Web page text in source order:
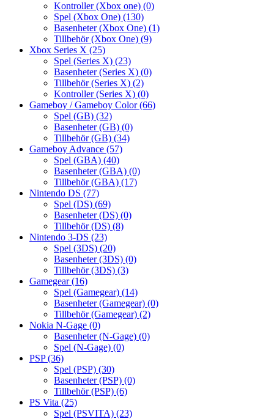
Kontroller (Xbox one) (0)
Spel (Xbox One) (130)
Basenheter (Xbox One) (1)
Tillbehör (Xbox One) (9)
Xbox Series X (25)
Spel (Series X) (23)
Basenheter (Series X) (0)
Tillbehör (Series X) (2)
Kontroller (Series X) (0)
Gameboy / Gameboy Color(66)
Spel (GB) (32)
Basenheter (GB) (0)
Tillbehör (GB) (34)
Gameboy Advance (57)
Spel (GBA) (40)
Basenheter (GBA) (0)
Tillbehör (GBA) (17)
Nintendo DS (77)
Spel (DS) (69)
Basenheter (DS) (0)
Tillbehör (DS) (8)
Nintendo 3-DS (23)
Spel (3DS) (20)
Basenheter (3DS) (0)
Tillbehör (3DS) (3)
Gamegear(16)
Spel (Gamegear) (14)
Basenheter (Gamegear) (0)
Tillbehör (Gamegear) (2)
Nokia N-Gage (0)
Basenheter (N-Gage) (0)
Spel (N-Gage) (0)
PSP(36)
Spel (PSP) (30)
Basenheter (PSP) (0)
Tillbehör (PSP) (6)
PS Vita (25)
Spel (PSVITA) (23)